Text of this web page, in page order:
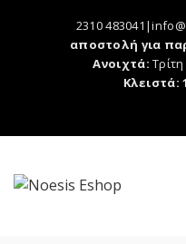
2310
αποστολή για
Ανοιχτά:
Κλειστά: